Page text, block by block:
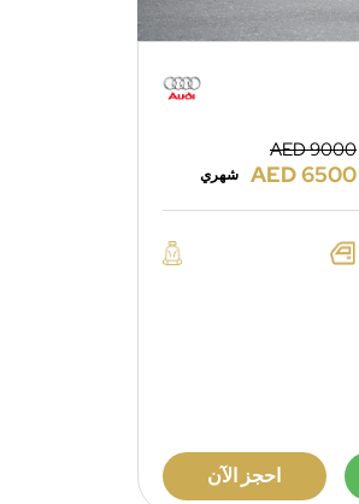
AED 9000
AED 6500 شهري
احجز الآن